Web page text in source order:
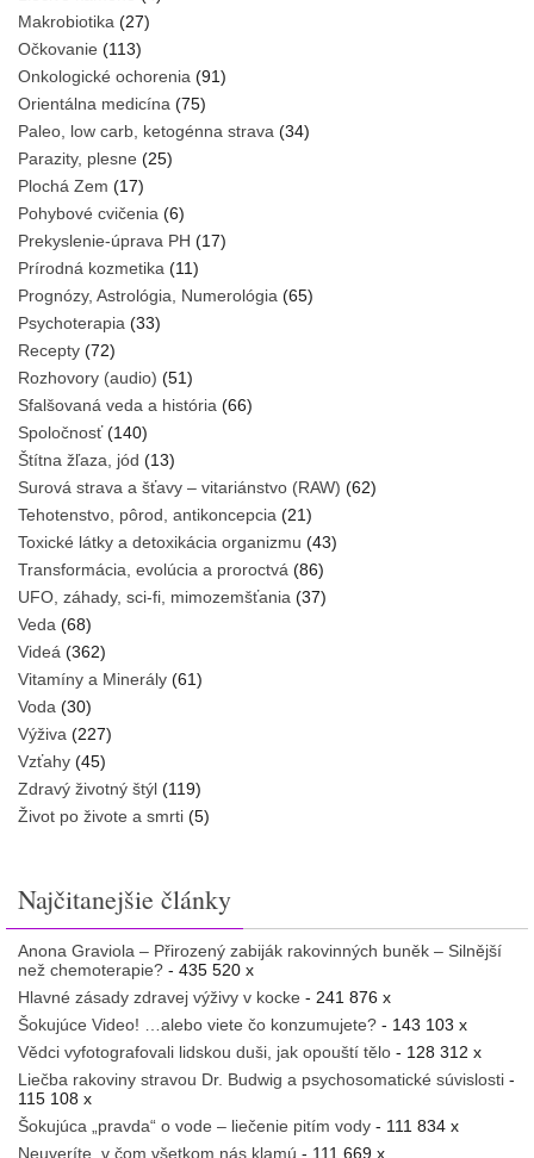
Makrobiotika (27)
Očkovanie (113)
Onkologické ochorenia (91)
Orientálna medicína (75)
Paleo, low carb, ketogénna strava (34)
Parazity, plesne (25)
Plochá Zem (17)
Pohybové cvičenia (6)
Prekyslenie-úprava PH (17)
Prírodná kozmetika (11)
Prognózy, Astrológia, Numerológia (65)
Psychoterapia (33)
Recepty (72)
Rozhovory (audio) (51)
Sfalšovaná veda a história (66)
Spoločnosť(140)
Štítna žľaza, jód (13)
Surová strava a šťavy – vitariánstvo (RAW) (62)
Tehotenstvo, pôrod, antikoncepcia (21)
Toxické látky a detoxikácia organizmu (43)
Transformácia, evolúcia a proroctvá (86)
UFO, záhady, sci-fi, mimozemšťania (37)
Veda (68)
Videá (362)
Vitamíny a Minerály (61)
Voda (30)
Výživa (227)
Vzťahy (45)
Zdravý životný štýl (119)
Život po živote a smrti (5)
Najčitanejšie články
Anona Graviola – Přirozený zabiják rakovinných buněk – Silnější
než chemoterapie? - 435 520 x
Hlavné zásady zdravej výživy v kocke - 241 876 x
Šokujúce Video! …alebo viete čo konzumujete? - 143 103 x
Vědci vyfotografovali lidskou duši, jak opouští tělo - 128 312 x
Liečba rakoviny stravou Dr. Budwig a psychosomatické súvislosti -
115 108 x
Šokujúca „pravda“ o vode – liečenie pitím vody - 111 834 x
Neuveríte, v čom všetkom nás klamú - 111 669 x